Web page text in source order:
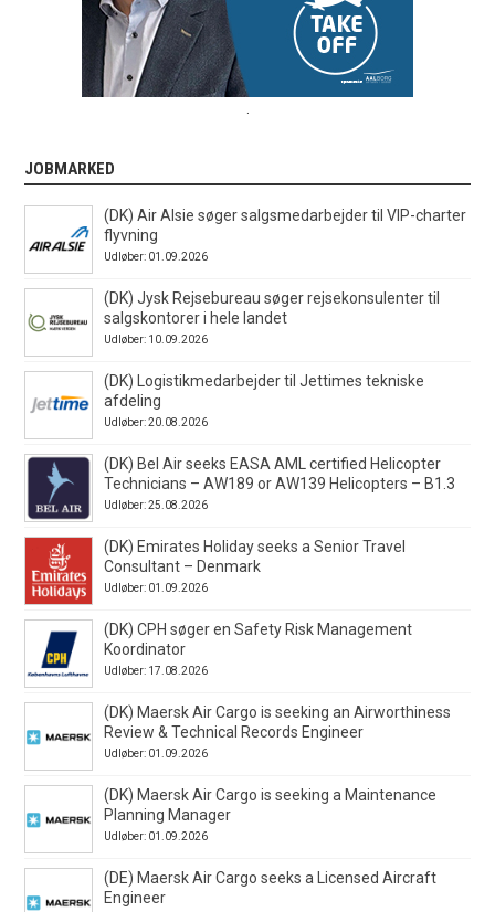
JOBMARKED
(DK) Air Alsie søger salgsmedarbejder til VIP-charter
flyvning
Udløber: 01.09.2026
(DK) Jysk Rejsebureau søger rejsekonsulenter til
salgskontorer i hele landet
Udløber: 10.09.2026
(DK) Logistikmedarbejder til Jettimes tekniske
afdeling
Udløber: 20.08.2026
(DK) Bel Air seeks EASA AML certified Helicopter
Technicians – AW189 or AW139 Helicopters – B1.3
Udløber: 25.08.2026
(DK) Emirates Holiday seeks a Senior Travel
Consultant – Denmark
Udløber: 01.09.2026
(DK) CPH søger en Safety Risk Management
Koordinator
Udløber: 17.08.2026
(DK) Maersk Air Cargo is seeking an Airworthiness
Review & Technical Records Engineer
Udløber: 01.09.2026
(DK) Maersk Air Cargo is seeking a Maintenance
Planning Manager
Udløber: 01.09.2026
(DE) Maersk Air Cargo seeks a Licensed Aircraft
Engineer